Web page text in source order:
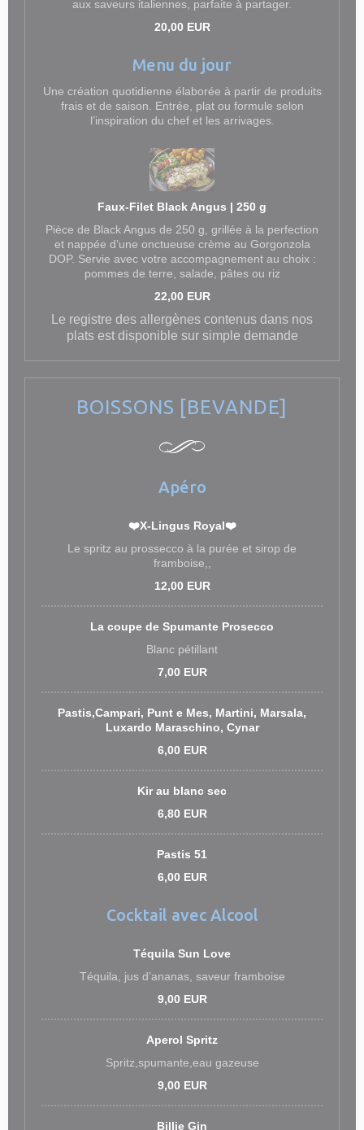
aux saveurs italiennes, parfaite à partager.
20,00 EUR
Menu du jour
Une création quotidienne élaborée à partir de produits
frais et de saison. Entrée, plat ou formule selon
l’inspiration du chef et les arrivages.
Faux-Filet Black Angus | 250 g
Pièce de Black Angus de 250 g, grillée à la perfection
et nappée d’une onctueuse crème au Gorgonzola
DOP. Servie avec votre accompagnement au choix :
pommes de terre, salade, pâtes ou riz
22,00 EUR
Le registre des allergènes contenus dans nos
plats est disponible sur simple demande
BOISSONS [BEVANDE]
Apéro
❤️X-Lingus Royal❤️
Le spritz au prossecco à la purée et sirop de
framboise,,
12,00 EUR
La coupe de Spumante Prosecco
Blanc pétillant
7,00 EUR
Pastis,Campari, Punt e Mes, Martini, Marsala,
Luxardo Maraschino, Cynar
6,00 EUR
Kir au blanc sec
6,80 EUR
Pastis 51
6,00 EUR
Cocktail avec Alcool
Téquila Sun Love
Téquila, jus d’ananas, saveur framboise
9,00 EUR
Aperol Spritz
Spritz,spumante,eau gazeuse
9,00 EUR
Billie Gin